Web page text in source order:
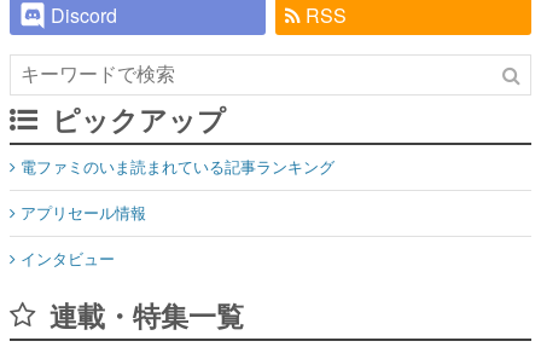
Discord
RSS
ピックアップ
電ファミのいま読まれている記事ランキング
アプリセール情報
インタビュー
連載・特集一覧